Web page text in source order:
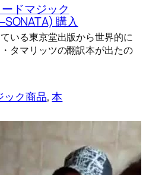
ドマジック
購入
いる東京堂出版から世界的に
タマリッツの翻訳本が出たの
ック商品, 本